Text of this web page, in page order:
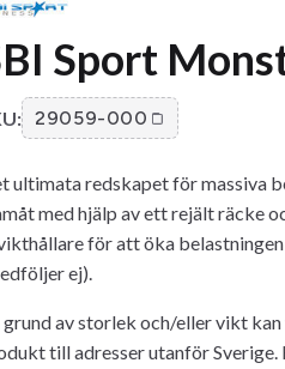
Sport
29059-000
ultimata redskapet för massiva
med hjälp av ett rejält räcke
för att öka
ej).
grund av storlek och/eller vikt
till adresser utanför